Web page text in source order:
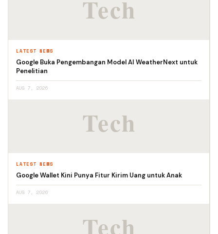
LATEST NEWS
Google Buka Pengembangan Model AI WeatherNext untuk
Penelitian
AUG 7, 2026
LATEST NEWS
Google Wallet Kini Punya Fitur Kirim Uang untuk Anak
AUG 7, 2026